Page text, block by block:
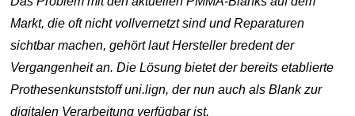
Markt, die oft nicht vollvernetzt sind und Reparaturen
sichtbar machen, gehört laut Hersteller bredent der
Vergangenheit an. Die Lösung bietet der bereits etablierte
Prothesenkunststoff uni.lign, der nun auch als Blank zur
digitalen Verarbeitung verfügbar ist.